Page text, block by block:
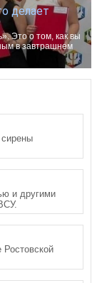
делает
Это о том, как вы
в завтрашнем
сирены
и другими
Ростовской